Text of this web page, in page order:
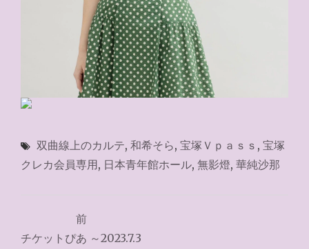
双曲線上のカルテ, 和希そら, 宝塚Ｖｐａｓｓ , 宝塚
クレカ会員専用, 日本青年館ホール, 無影燈, 華純沙那
稿
前
チケットぴあ ～2023.7.3